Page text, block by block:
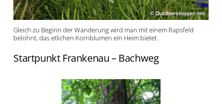
Gleich zu Beginn der Wanderung wird man mit einem Rapsfeld
belohnt, das etlichen Kornblumen ein Heim bietet.
Startpunkt Frankenau – Bachweg